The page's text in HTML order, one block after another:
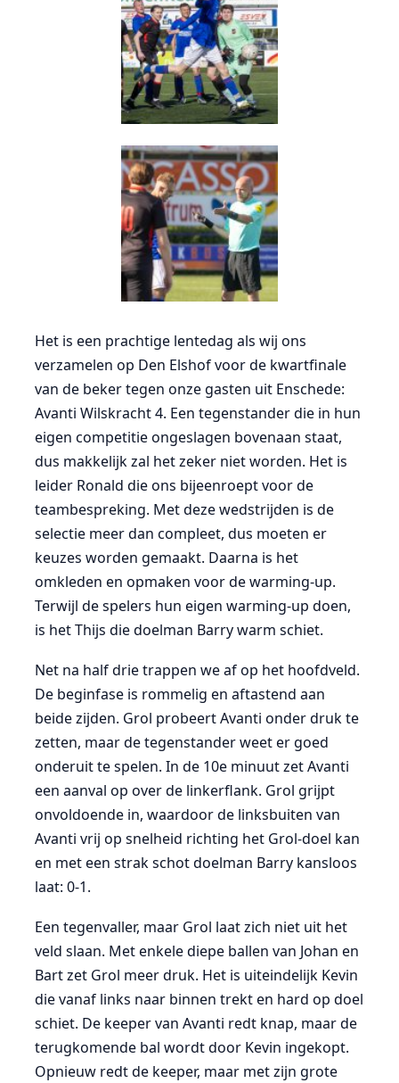
Het is een prachtige lentedag als wij ons
verzamelen op Den Elshof voor de kwartfinale
van de beker tegen onze gasten uit Enschede:
Avanti Wilskracht 4. Een tegenstander die in hun
eigen competitie ongeslagen bovenaan staat,
dus makkelijk zal het zeker niet worden. Het is
leider Ronald die ons bijeenroept voor de
teambespreking. Met deze wedstrijden is de
selectie meer dan compleet, dus moeten er
keuzes worden gemaakt. Daarna is het
omkleden en opmaken voor de warming-up.
Terwijl de spelers hun eigen warming-up doen,
is het Thijs die doelman Barry warm schiet.
Net na half drie trappen we af op het hoofdveld.
De beginfase is rommelig en aftastend aan
beide zijden. Grol probeert Avanti onder druk te
zetten, maar de tegenstander weet er goed
onderuit te spelen. In de 10e minuut zet Avanti
een aanval op over de linkerflank. Grol grijpt
onvoldoende in, waardoor de linksbuiten van
Avanti vrij op snelheid richting het Grol-doel kan
en met een strak schot doelman Barry kansloos
laat: 0-1.
Een tegenvaller, maar Grol laat zich niet uit het
veld slaan. Met enkele diepe ballen van Johan en
Bart zet Grol meer druk. Het is uiteindelijk Kevin
die vanaf links naar binnen trekt en hard op doel
schiet. De keeper van Avanti redt knap, maar de
terugkomende bal wordt door Kevin ingekopt.
Opnieuw redt de keeper, maar met zijn grote